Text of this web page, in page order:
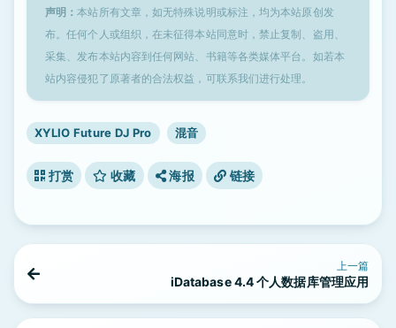
声明：本站所有文章，如无特殊说明或标注，均为本站原创发
布。任何个人或组织，在未征得本站同意时，禁止复制、盗用、
采集、发布本站内容到任何网站、书籍等各类媒体平台。如若本
站内容侵犯了原著者的合法权益，可联系我们进行处理。
XYLIO Future DJ Pro 混音
打赏 收藏 海报 链接
上一篇
iDatabase 4.4 个人数据库管理应用